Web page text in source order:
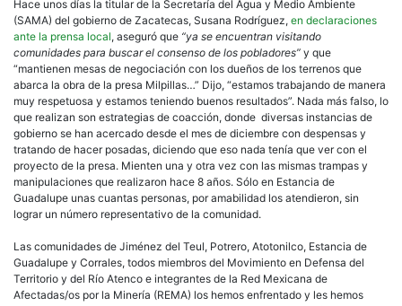
Hace unos días la titular de la Secretaría del Agua y Medio Ambiente
(SAMA) del gobierno de Zacatecas, Susana Rodríguez, en declaraciones
ante la prensa local, aseguró que “ya se encuentran visitando
comunidades para buscar el consenso de los pobladores” y que
“mantienen mesas de negociación con los dueños de los terrenos que
abarca la obra de la presa Milpillas…” Dijo, “estamos trabajando de manera
muy respetuosa y estamos teniendo buenos resultados”. Nada más falso, lo
que realizan son estrategias de coacción, donde diversas instancias de
gobierno se han acercado desde el mes de diciembre con despensas y
tratando de hacer posadas, diciendo que eso nada tenía que ver con el
proyecto de la presa. Mienten una y otra vez con las mismas trampas y
manipulaciones que realizaron hace 8 años. Sólo en Estancia de
Guadalupe unas cuantas personas, por amabilidad los atendieron, sin
lograr un número representativo de la comunidad.
Las comunidades de Jiménez del Teul, Potrero, Atotonilco, Estancia de
Guadalupe y Corrales, todos miembros del Movimiento en Defensa del
Territorio y del Río Atenco e integrantes de la Red Mexicana de
Afectadas/os por la Minería (REMA) los hemos enfrentado y les hemos